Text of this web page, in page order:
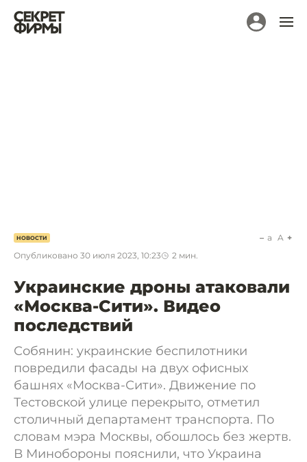
НОВОСТИ
Опубликовано 30 июля 2023, 10:23 2 мин.
a A
Украинские дроны атаковали
«Москва-Сити». Видео
последствий
Собянин: украинские беспилотники
повредили фасады на двух офисных
башнях «Москва-Сити». Движение по
Тестовской улице перекрыто, отметил
столичный департамент транспорта. По
словам мэра Москвы, обошлось без жертв.
В Минобороны пояснили, что Украина